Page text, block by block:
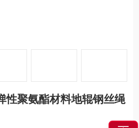
性聚氨酯材料地辊钢丝绳